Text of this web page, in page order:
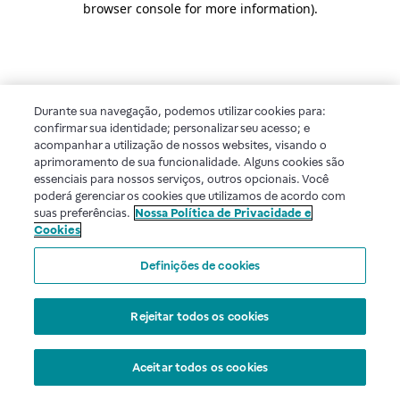
browser console for more information).
Durante sua navegação, podemos utilizar cookies para:
confirmar sua identidade; personalizar seu acesso; e
acompanhar a utilização de nossos websites, visando o
aprimoramento de sua funcionalidade. Alguns cookies são
essenciais para nossos serviços, outros opcionais. Você
poderá gerenciar os cookies que utilizamos de acordo com
suas preferências. Nossa Política de Privacidade e
Cookies
Definições de cookies
Rejeitar todos os cookies
Aceitar todos os cookies